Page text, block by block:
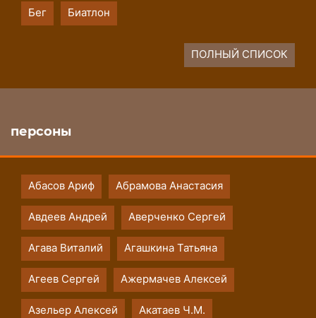
Бег Биатлон
ПОЛНЫЙ СПИСОК
персоны
Абасов Ариф Абрамова Анастасия
Авдеев Андрей Аверченко Сергей
Агава Виталий Агашкина Татьяна
Агеев Сергей Ажермачев Алексей
Азельер Алексей Акатаев Ч.М.